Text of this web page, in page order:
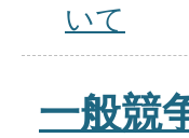
いて
一般競